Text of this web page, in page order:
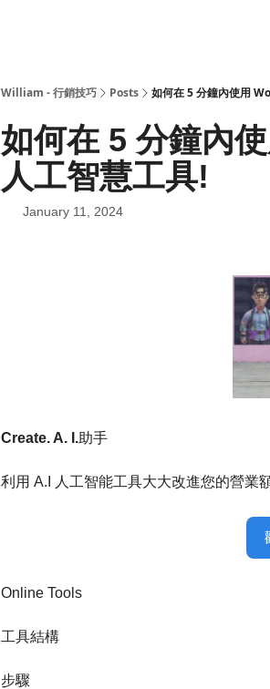
William - 行銷技巧 Posts 如何在 5 分鐘內使用
如何在 5 分鐘內
人工智慧工具!
January 11, 2024
Create. A. I.助手
利用 A.I 人工智能工具大大改進您的營業
Online Tools
工具結構
步驟